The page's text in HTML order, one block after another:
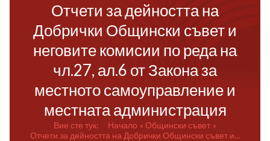
Отчети за дейността на
Добрички Общински съвет и
неговите комисии по реда на
чл.27, ал.6 от Закона за
местното самоуправление и
местната администрация
Вие сте тук: Начало Общински съвет
Отчети за дейността на Добрички Общински съвет и...